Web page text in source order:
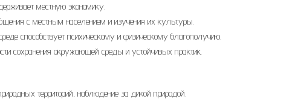
местную экономику.
с местным населением и изучения их культуры.
способствует психическому и физическому благополучию.
сохранения окружающей среды и устойчивых практик.
территорий, наблюдение за дикой природой.